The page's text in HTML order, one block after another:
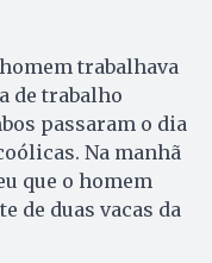
trabalhava
de trabalho
passaram o dia
Na manhã
que o homem
de duas vacas da